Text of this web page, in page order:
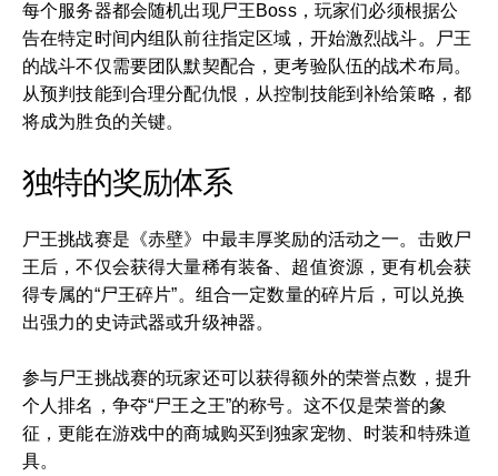
每个服务器都会随机出现尸王Boss，玩家们必须根据公
告在特定时间内组队前往指定区域，开始激烈战斗。尸王
的战斗不仅需要团队默契配合，更考验队伍的战术布局。
从预判技能到合理分配仇恨，从控制技能到补给策略，都
将成为胜负的关键。
独特的奖励体系
尸王挑战赛是《赤壁》中最丰厚奖励的活动之一。击败尸
王后，不仅会获得大量稀有装备、超值资源，更有机会获
得专属的“尸王碎片”。组合一定数量的碎片后，可以兑换
出强力的史诗武器或升级神器。
参与尸王挑战赛的玩家还可以获得额外的荣誉点数，提升
个人排名，争夺“尸王之王”的称号。这不仅是荣誉的象
征，更能在游戏中的商城购买到独家宠物、时装和特殊道
具。